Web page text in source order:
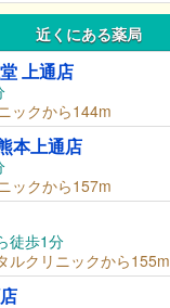
近くにある薬局
上通店
ックから144m
本上通店
ックから157m
徒歩1分
ルクリニックから155m